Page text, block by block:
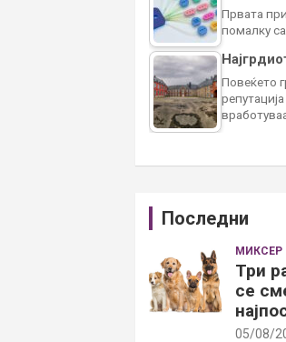
Првата
помалку
Повеќето
Последни
МИКСЕР
Три
се
05/08/